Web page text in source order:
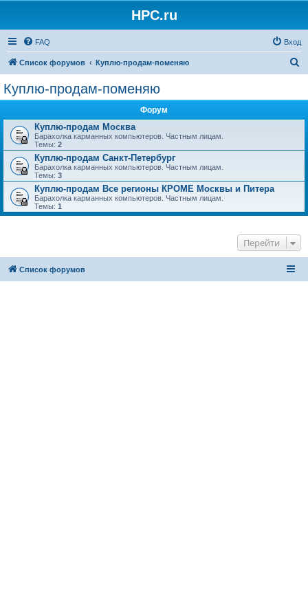
HPC.ru
FAQ Вход
Список форумов Куплю-продам-поменяю
Куплю-продам-поменяю
Форум
Куплю-продам Москва
Барахолка карманных компьютеров. Частным лицам.
Темы: 2
Куплю-продам Санкт-Петербург
Барахолка карманных компьютеров. Частным лицам.
Темы: 3
Куплю-продам Все регионы КРОМЕ Москвы и Питера
Барахолка карманных компьютеров. Частным лицам.
Темы: 1
Перейти
Список форумов